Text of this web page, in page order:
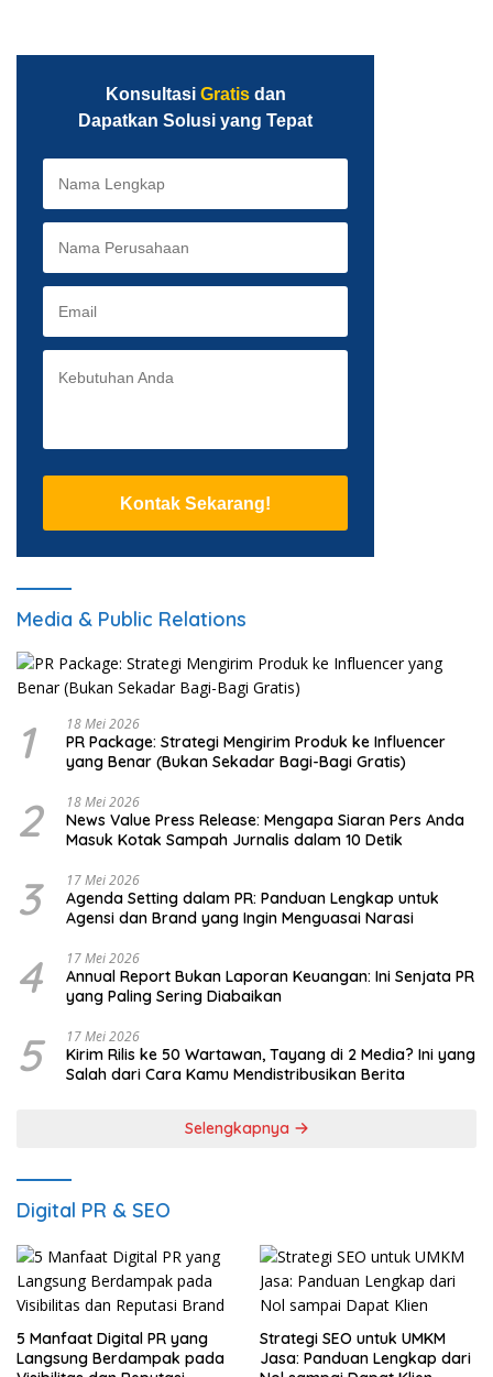
Konsultasi Gratisdan
Dapatkan Solusi yang Tepat
Kontak Sekarang!
Media & Public Relations
1 18 Mei 2026
PR Package: Strategi Mengirim Produk ke Influencer
yang Benar (Bukan Sekadar Bagi-Bagi Gratis)
2 18 Mei 2026
News Value Press Release: Mengapa Siaran Pers Anda
Masuk Kotak Sampah Jurnalis dalam 10 Detik
3 17 Mei 2026
Agenda Setting dalam PR: Panduan Lengkap untuk
Agensi dan Brand yang Ingin Menguasai Narasi
4 17 Mei 2026
Annual Report Bukan Laporan Keuangan: Ini Senjata PR
yang Paling Sering Diabaikan
5 17 Mei 2026
Kirim Rilis ke 50 Wartawan, Tayang di 2 Media? Ini yang
Salah dari Cara Kamu Mendistribusikan Berita
Selengkapnya
Digital PR & SEO
5 Manfaat Digital PR yang
Langsung Berdampak pada
Strategi SEO untuk UMKM
Jasa: Panduan Lengkap dari